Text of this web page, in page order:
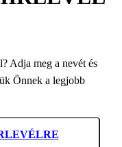
Adja meg a nevét és
Önnek a legjobb